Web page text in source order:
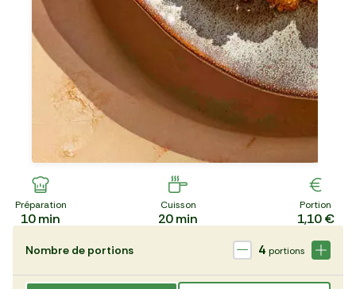
Préparation
10min
Cuisson
20min
Portion
1,10 €
Nombre de portions 4 portions